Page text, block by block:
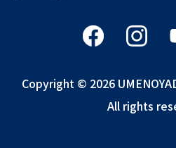
Copyright © 2026
All rights